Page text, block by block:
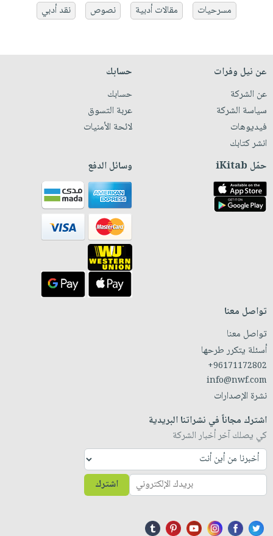
مسرحيات
مقالات أدبية نصوص نقد أدبي
عن نيل وفرات
عن الشركة
سياسة الشركة
فيديوهات
انشر كتابك
حسابك
حسابك
عربة التسوق
لائحة الأمنيات
حمّل iKitab وسائل الدفع
تواصل معنا
تواصل معنا
أسئلة يتكرر طرحها
+96171172802
info@nwf.com
نشرة الإصدارات
اشترك مجاناً في نشراتنا البريدية
كي يصلك آخر أخبار الشركة
اشترك